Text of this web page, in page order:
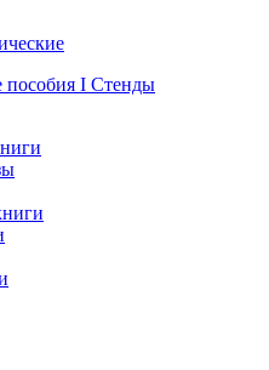
пособия I Стенды